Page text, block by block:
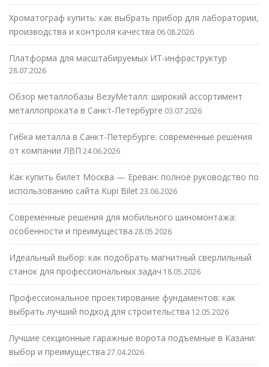
Хроматограф купить: как выбрать прибор для лаборатории,
производства и контроля качества 06.08.2026
Платформа для масштабируемых ИТ-инфраструктур
28.07.2026
Обзор металлобазы ВезуМеталл: широкий ассортимент
металлопроката в Санкт-Петербурге 03.07.2026
Гибка металла в Санкт-Петербурге: современные решения
от компании ЛВП 24.06.2026
Как купить билет Москва — Ереван: полное руководство по
использованию сайта Kupi Bilet23.06.2026
Современные решения для мобильного шиномонтажа:
особенности и преимущества 28.05.2026
Идеальный выбор: как подобрать магнитный сверлильный
станок для профессиональных задач 18.05.2026
Профессиональное проектирование фундаментов: как
выбрать лучший подход для строительства 12.05.2026
Лучшие секционные гаражные ворота подъемные в Казани:
выбор и преимущества 27.04.2026